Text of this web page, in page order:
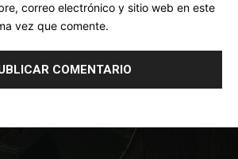
correo electrónico y sitio web en este
vez que comente.